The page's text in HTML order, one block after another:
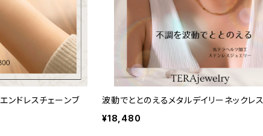
ンドレスチェーンブ
波動でととのえるメタルデイリーネックレス
¥18,480